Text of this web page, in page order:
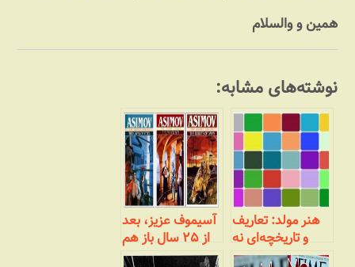
همین و والسلام
نوشته‌های مشابه:
هنر مولد: تعاریف
و تاریخچه‌ای نه
چندان مختصر
آسیموف عزیز، بعد
از ۲۵ سال باز هم
سپاسگزارم